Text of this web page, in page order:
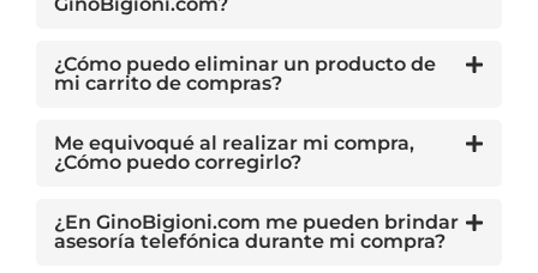
GinoBigioni.com?
¿Cómo puedo eliminar un producto de
mi carrito de compras?
Me equivoqué al realizar mi compra,
¿Cómo puedo corregirlo?
¿En GinoBigioni.com me pueden brindar
asesoría telefónica durante mi compra?